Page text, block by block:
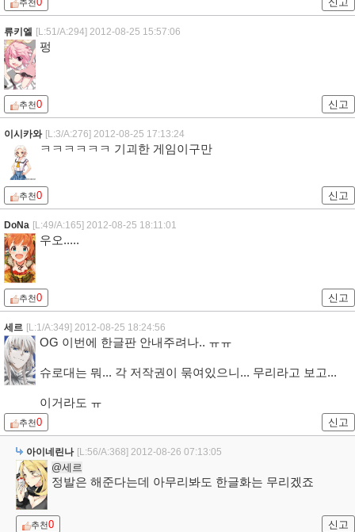
추천
류키엘 [L:51/A:294] 2012-08-25 15:57:06
펑
추천0 신고
이시카와 [L:3/A:276] 2012-08-25 17:13:24
ㅋㅋㅋㅋㅋㅋ 기괴한 게임이구만
추천0 신고
DoNa [L:49/A:165] 2012-08-25 18:11:01
우오.....
추천0 신고
세르 [L:1/A:349] 2012-08-25 18:24:56
OG 이번에 한글판 안내주려나.. ㅠㅠ
슈로대는 뭐... 각 저작권이 묶여있으니... 무리라고 보고...
이거라도 ㅠ
추천0 신고
아이네린나 [L:56/A:368] 2012-08-26 07:13:05
@세르
정발은 해준다는데 아무리봐도 한글화는 무리겠죠
추천0 신고